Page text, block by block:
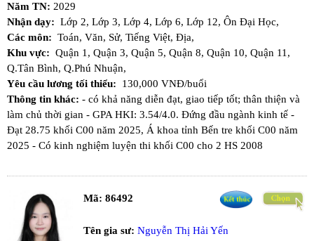
Năm TN: 2029
Nhận dạy: Lớp 2, Lớp 3, Lớp 4, Lớp 6, Lớp 12, Ôn Đại Học,
Các môn: Toán, Văn, Sử, Tiếng Việt, Địa,
Khu vực: Quận 1, Quận 3, Quận 5, Quận 8, Quận 10, Quận 11,
Q.Tân Bình, Q.Phú Nhuận,
Yêu cầu lương tối thiểu:
130,000 VNĐ/buổi
Thông tin khác: - có khả năng diễn đạt, giao tiếp tốt; thân thiện và
làm chủ thời gian - GPA HKI: 3.54/4.0. Đứng đầu ngành kinh tế -
Đạt 28.75 khối C00 năm 2025, Á khoa tỉnh Bến tre khối C00 năm
2025 - Có kinh nghiệm luyện thi khối C00 cho 2 HS 2008
Mã: 86492
Tên gia sư: Nguyễn Thị Hải Yến